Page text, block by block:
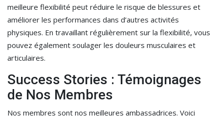
meilleure flexibilité peut réduire le risque de blessures et
améliorer les performances dans d’autres activités
physiques. En travaillant régulièrement sur la flexibilité, vous
pouvez également soulager les douleurs musculaires et
articulaires.
Success Stories : Témoignages
de Nos Membres
Nos membres sont nos meilleures ambassadrices. Voici